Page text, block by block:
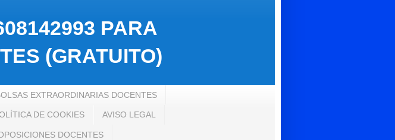
PARA
(GRATUITO)
EXTRAORDINARIAS DOCENTES
DE COOKIES AVISO LEGAL
DOCENTES